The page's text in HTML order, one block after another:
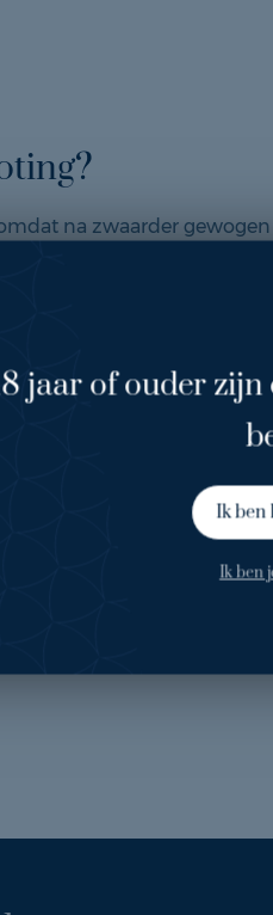
jaar of ouder
Ik ben
Ik ben
na zwaarder gewogen
mijn borsten. Ze waren
hingen erg omlaag. Ook
Clinics
omdat het op een goede
eindresultaat.
meer zelfverzekerd en